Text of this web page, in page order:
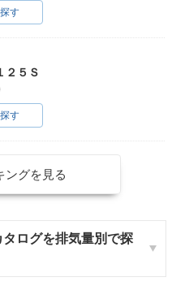
す
２５Ｓ
す
ングを見る
ログを排気量別で探